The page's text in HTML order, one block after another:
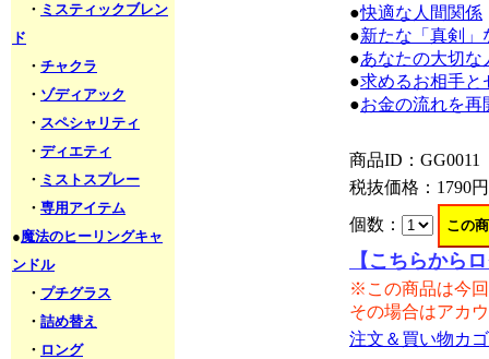
・ ミスティックブレン
ド
・ チャクラ
・ ゾディアック
・ スペシャリティ
・ ディエティ
・ ミストスプレー
・ 専用アイテム
●魔法のヒーリングキャ
ンドル
・ プチグラス
・ 詰め替え
・ ロング
●快適な人間関係
●新たな「真剣」
●あなたの大切な
●求めるお相手と
●お金の流れを再
商品ID：GG0011
税抜価格： 1790円
個数：
【こちらから
※この商品は今
その場合はアカ
注文＆買い物カ